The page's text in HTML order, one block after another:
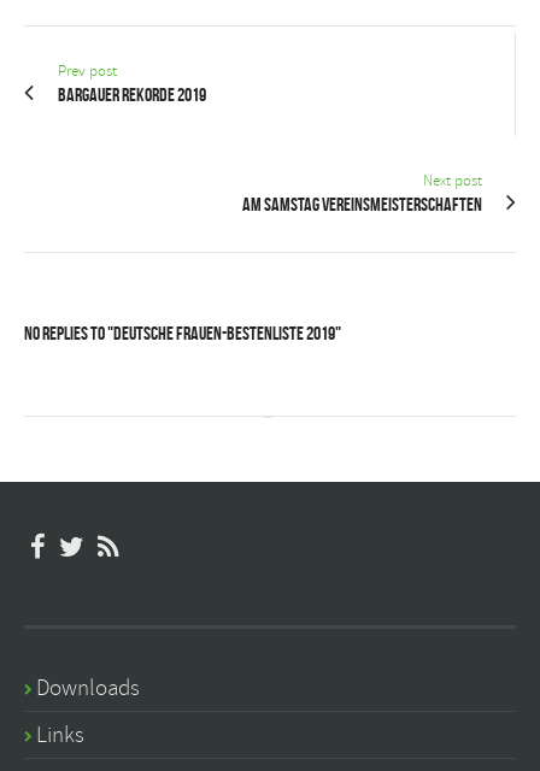
Prev post
Bargauer Rekorde 2019
Next post
Am Samstag Vereinsmeisterschaften
No Replies to "Deutsche Frauen-Bestenliste 2019"
Downloads
Links